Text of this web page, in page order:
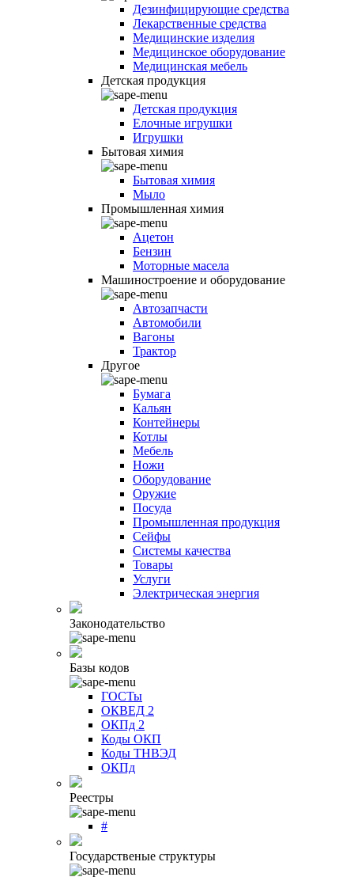
Дезинфицирующие средства
Лекарственные средства
Медицинские изделия
Медицинское оборудование
Медицинская мебель
Детская продукция
Детская продукция
Елочные игрушки
Игрушки
Бытовая химия
Бытовая химия
Мыло
Промышленная химия
Ацетон
Бензин
Моторные масела
Машиностроение и оборудование
Автозапчасти
Автомобили
Вагоны
Трактор
Другое
Бумага
Кальян
Контейнеры
Котлы
Мебель
Ножи
Оборудование
Оружие
Посуда
Промышленная продукция
Сейфы
Системы качества
Товары
Услуги
Электрическая энергия
Законодательство
Базы кодов
ГОСТы
ОКВЕД 2
ОКПд 2
Коды ОКП
Коды ТНВЭД
ОКПд
Реестры
#
Государственые структуры